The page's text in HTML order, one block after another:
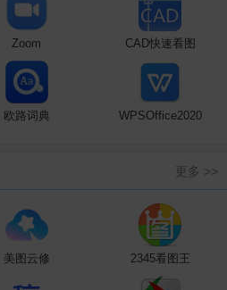
Zoom CAD快速看图
欧路词典 WPSOffice2020
更多 >>
美图云修 2345看图王